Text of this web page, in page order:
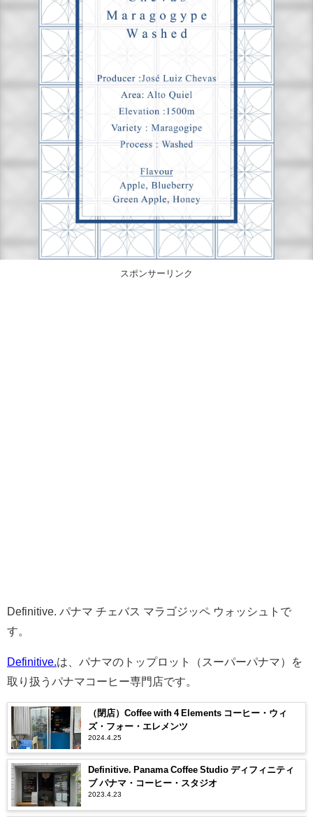
スポンサーリンク
Definitive. パナマ チェバス マラゴジッペ ウォッシュトで
す。
Definitive. は、パナマのトップロット（スーパーパナマ）を
取り扱うパナマコーヒー専門店です。
（閉店）Coffee with 4 Elements コーヒー・ウィ
ズ・フォー・エレメンツ
2024.4.25
Definitive. Panama Coffee Studio ディフィニティ
ブ パナマ・コーヒー・スタジオ
2023.4.23